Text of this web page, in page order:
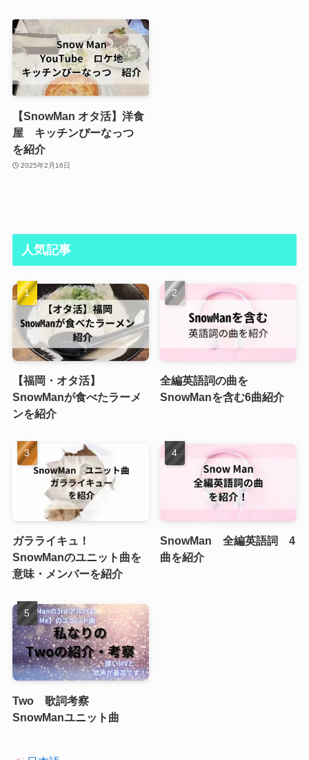
【SnowMan オタ活】洋食
屋 キッチンぴーなっつ
を紹介
2025年2月16日
人気記事
【福岡・オタ活】
SnowManが食べたラーメ
ンを紹介
全編英語詞の曲を
SnowManを含む6曲紹介
ガラライキュ！
SnowManのユニット曲を
意味・メンバーを紹介
SnowMan 全編英語詞 4
曲を紹介
Two 歌詞考察
SnowManユニット曲